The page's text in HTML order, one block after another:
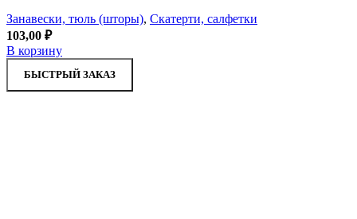
Занавески, тюль (шторы), Скатерти, салфетки
103,00 ₽
В корзину
БЫСТРЫЙ ЗАКАЗ